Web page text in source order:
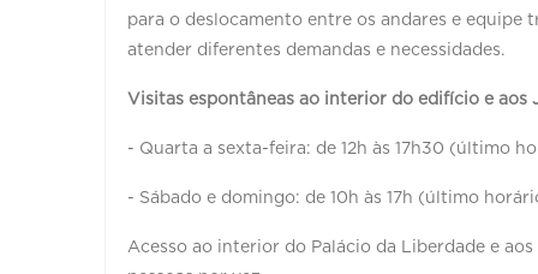
para o deslocamento entre os andares e
atender diferentes demandas e necessidades.
Visitas espontâneas ao interior do edifício e aos
- Quarta a sexta-feira: de 12h às 17h30 (último
- Sábado e domingo: de 10h às 17h (último
Acesso ao interior do Palácio da Liberdade e